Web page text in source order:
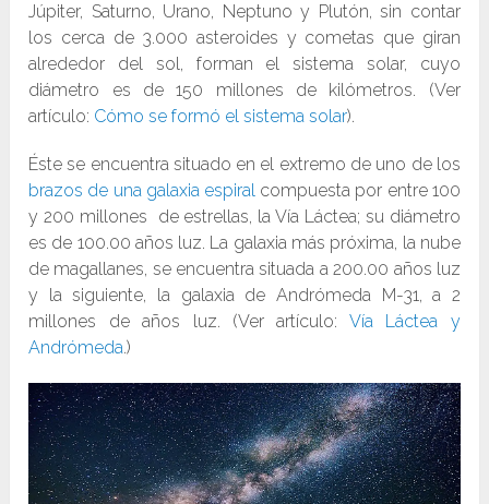
Júpiter, Saturno, Urano, Neptuno y Plutón, sin contar
los cerca de 3.000 asteroides y cometas que giran
alrededor del sol, forman el sistema solar, cuyo
diámetro es de 150 millones de kilómetros. (Ver
artículo: Cómo se formó el sistema solar).
Éste se encuentra situado en el extremo de uno de los
brazos de una galaxia espiral compuesta por entre 100
y 200 millones de estrellas, la Vía Láctea; su diámetro
es de 100.00 años luz. La galaxia más próxima, la nube
de magallanes, se encuentra situada a 200.00 años luz
y la siguiente, la galaxia de Andrómeda M-31, a 2
millones de años luz. (Ver artículo: Vía Láctea y
Andrómeda.)